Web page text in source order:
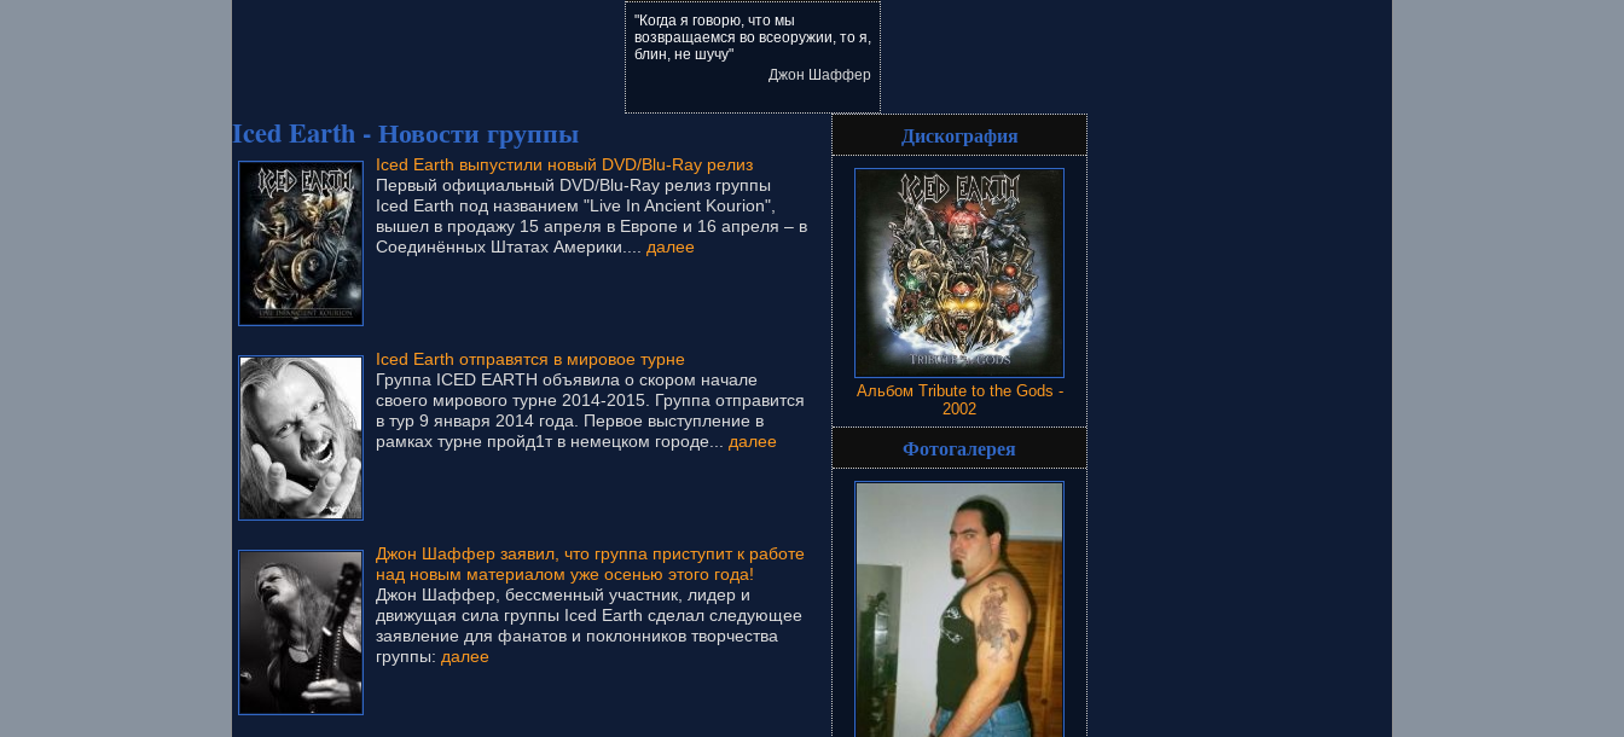
"Когда я говорю, что мы
возвращаемся во всеоружии, то я,
блин, не шучу"
Джон Шаффер
Iced Earth - Новости группы
Iced Earth выпустили новый DVD/Blu-Ray релиз
Первый официальный DVD/Blu-Ray релиз группы
Iced Earth под названием "Live In Ancient Kourion",
вышел в продажу 15 апреля в Европе и 16 апреля – в
Соединённых Штатах Америки....
далее
Iced Earth отправятся в мировое турне
Группа ICED EARTH объявила о скором начале
своего мирового турне 2014-2015. Группа отправится
в тур 9 января 2014 года. Первое выступление в
рамках турне пройд1т в немецком городе...
далее
Джон Шаффер заявил, что группа приступит к работе
над новым материалом уже осенью этого года!
Джон Шаффер, бессменный участник, лидер и
движущая сила группы Iced Earth сделал следующее
заявление для фанатов и поклонников творчества
группы: далее
Дискография
Альбом Tribute to the Gods -
2002
Фотогалерея